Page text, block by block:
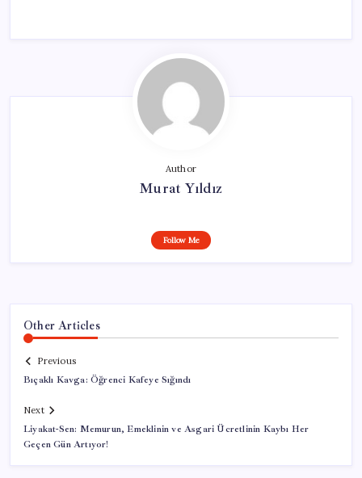
Author
Murat Yıldız
Follow Me
Other Articles
Previous
Bıçaklı Kavga: Öğrenci Kafeye Sığındı
Next
Liyakat-Sen: Memurun, Emeklinin ve Asgari Ücretlinin Kaybı Her
Geçen Gün Artıyor!